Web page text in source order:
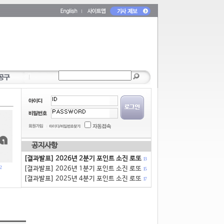
2
공지사항
[결과발표] 2026년 2분기 포인트 소진 로또 13
[결과발표] 2026년 1분기 포인트 소진 로또 15
[결과발표] 2025년 4분기 포인트 소진 로또 17